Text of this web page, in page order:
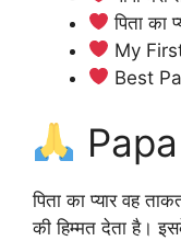
पिता का
My
Best
पिता का प्यार वह
की हिम्मत देता है।